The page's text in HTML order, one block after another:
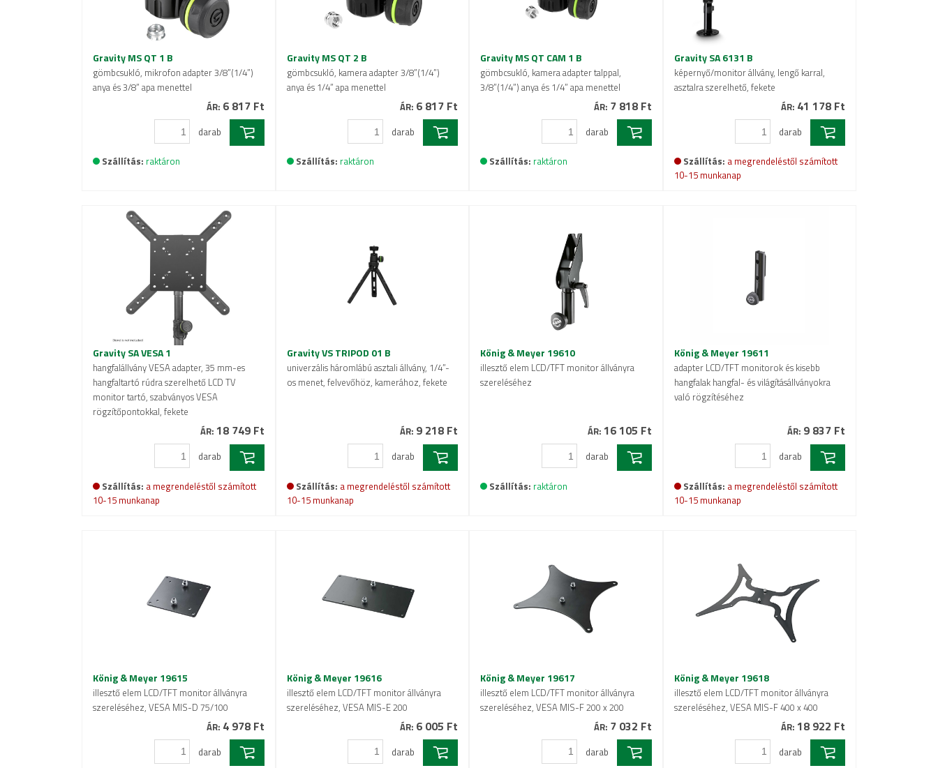
Gravity MS QT 1 B
gömbcsukló, mikrofon adapter 3/8”(1/4”)
anya és 3/8” apa menettel
ÁR: 6 817 Ft
darab
Szállítás: raktáron
Gravity MS QT 2 B
gömbcsukló, kamera adapter 3/8”(1/4”)
anya és 1/4” apa menettel
ÁR: 6 817 Ft
darab
Szállítás: raktáron
Gravity MS QT CAM 1 B
gömbcsukló, kamera adapter talppal,
3/8”(1/4”) anya és 1/4” apa menettel
ÁR: 7 818 Ft
darab
Szállítás: raktáron
Gravity SA 6131 B
képernyő/monitor állvány, lengő karral,
asztalra szerelhető, fekete
ÁR: 41 178 Ft
darab
Szállítás: a megrendeléstől számított
10-15 munkanap
Gravity SA VESA 1
hangfalállvány VESA adapter, 35 mm-es
hangfaltartó rúdra szerelhető LCD TV
monitor tartó, szabványos VESA
rögzítőpontokkal, fekete
ÁR: 18 749 Ft
darab
Szállítás: a megrendeléstől számított
10-15 munkanap
Gravity VS TRIPOD 01 B
univerzális háromlábú asztali állvány, 1/4”-
os menet, felvevőhöz, kamerához, fekete
ÁR: 9 218 Ft
darab
Szállítás: a megrendeléstől számított
10-15 munkanap
König & Meyer 19610
illesztő elem LCD/TFT monitor állványra
szereléséhez
ÁR: 16 105 Ft
darab
Szállítás: raktáron
König & Meyer 19611
adapter LCD/TFT monitorok és kisebb
hangfalak hangfal- és világításállványokra
való rögzítéséhez
ÁR: 9 837 Ft
darab
Szállítás: a megrendeléstől számított
10-15 munkanap
König & Meyer 19615
illesztő elem LCD/TFT monitor állványra
szereléséhez, VESA MIS-D 75/100
ÁR: 4 978 Ft
darab
König & Meyer 19616
illesztő elem LCD/TFT monitor állványra
szereléséhez, VESA MIS-E 200
ÁR: 6 005 Ft
darab
König & Meyer 19617
illesztő elem LCD/TFT monitor állványra
szereléséhez, VESA MIS-F 200 x 200
ÁR: 7 032 Ft
darab
König & Meyer 19618
illesztő elem LCD/TFT monitor állványra
szereléséhez, VESA MIS-F 400 x 400
ÁR: 18 922 Ft
darab